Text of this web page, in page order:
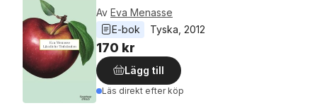
Av Eva Menasse
E-bok
Tyska 2012
170 kr
Lägg till
Läs direkt efter köp